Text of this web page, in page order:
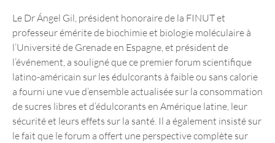
Le Dr Ángel Gil, président honoraire de la FINUT et
professeur émérite de biochimie et biologie moléculaire à
l’Université de Grenade en Espagne, et président de
l’événement, a souligné que ce premier forum scientifique
latino-américain sur les édulcorants à faible ou sans calorie
a fourni une vue d’ensemble actualisée sur la consommation
de sucres libres et d’édulcorants en Amérique latine, leur
sécurité et leurs effets sur la santé. Il a également insisté sur
le fait que le forum a offert une perspective complète sur